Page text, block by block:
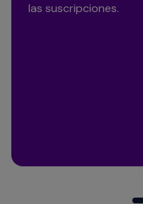
las suscripciones.